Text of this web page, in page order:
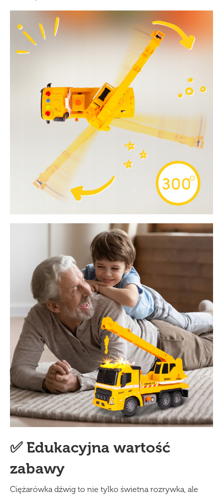
✅ Edukacyjna wartość
zabawy
Ciężarówka dźwig to nie tylko świetna rozrywka, ale